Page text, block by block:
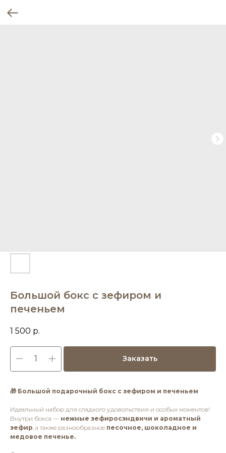
Большой бокс с зефиром и
печеньем
1 500 р.
Заказать
🎁 Большой подарочный бокс с зефиром и печеньем
Идеальный набор для сладкого удовольствия и особых моментов!
Внутри бокса — нежные зефиросэндвичи и ароматный
зефир , а также разнообразное песочное, шоколадное и
медовое печенье.